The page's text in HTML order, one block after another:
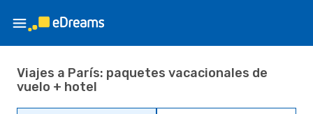
Viajes a París: paquetes vacacionales de
vuelo + hotel